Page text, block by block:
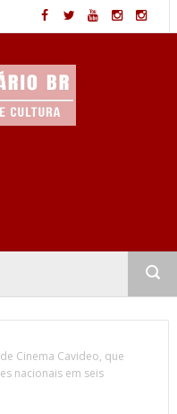
Cinema Cavideo, que
nacionais em seis